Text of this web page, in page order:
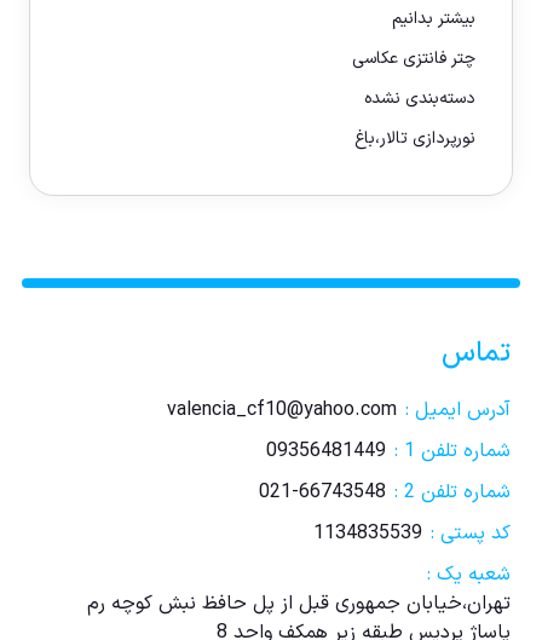
بیشتر بدانیم
چتر فانتزی عکاسی
دسته‌بندی نشده
نورپردازی تالار،باغ
تماس
آدرس ایمیل : valencia_cf10@yahoo.com
شماره تلفن 1 :
09356481449
شماره تلفن 2 :
021-66743548
کد پستی : 1134835539
شعبه یک :
تهران،خیابان جمهوری قبل از پل حافظ نبش کوچه رم
پاساژ پردیس طبقه زیر همکف واحد 8